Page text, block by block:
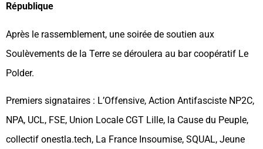
République
Après le rassemblement, une soirée de soutien aux
Soulèvements de la Terre se déroulera au bar coopératif Le
Polder.
Premiers signataires : L’Offensive, Action Antifasciste NP2C,
NPA, UCL, FSE, Union Locale CGT Lille, la Cause du Peuple,
collectif onestla.tech, La France Insoumise, SQUAL, Jeune